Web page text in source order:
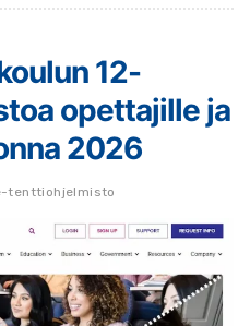
12-
opettajille ja
2026
tenttiohjelmisto